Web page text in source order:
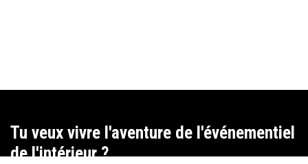
Tu veux vivre l'aventure de l'événementiel
de l'intérieur ?